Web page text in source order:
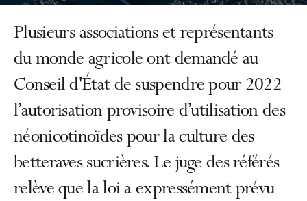
Plusieurs associations et représentants
du monde agricole ont demandé au
Conseil d'État de suspendre pour 2022
l’autorisation provisoire d’utilisation des
néonicotinoïdes pour la culture des
betteraves sucrières. Le juge des référés
relève que la loi a expressément prévu